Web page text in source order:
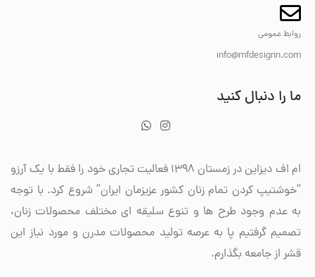
روابط عمومی
info@mfdesignn.com
ما را دنبال کنید
ام اف دیزاین در زمستان 1398 فعالیت تجاری خود را فقط با یک آرزو
“خوشتیپ کردن تمام زنان کشور عزیزمان ایران” شروع کرد. با توجه
به عدم وجود طرح ها و تنوع سلیقه ای مختلف محصولات زنان،
تصمیم گرفتیم پا به عرصه تولید محصولات مدرن و مورد نیاز این
قشر از جامعه بگذارم.